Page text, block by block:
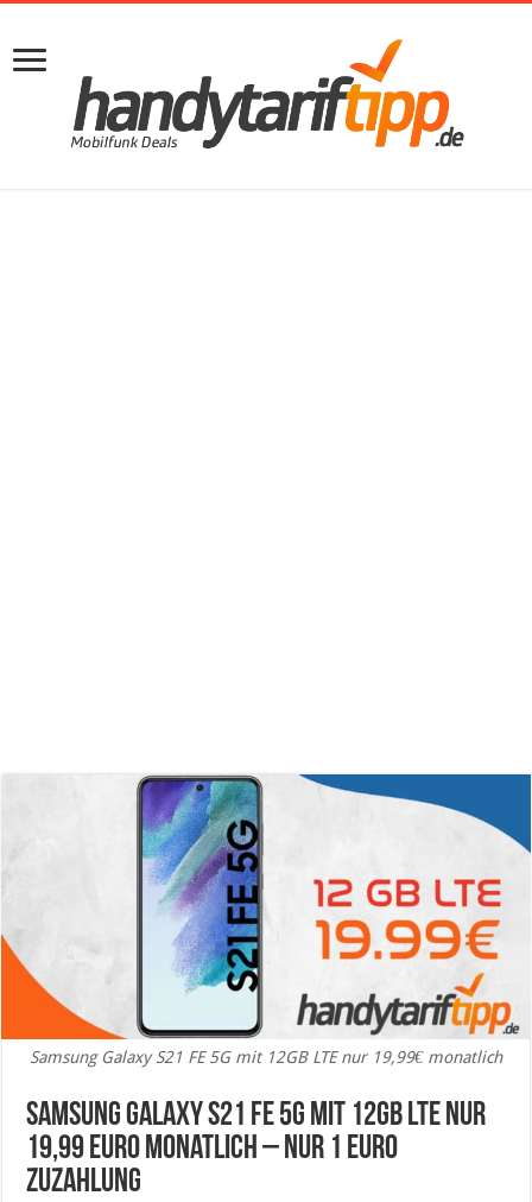
Samsung Galaxy S21 FE 5G mit 12GB LTE nur 19,99€ monatlich
Samsung Galaxy S21 FE 5G mit 12GB LTE nur
19,99 Euro monatlich – nur 1 Euro
Zuzahlung